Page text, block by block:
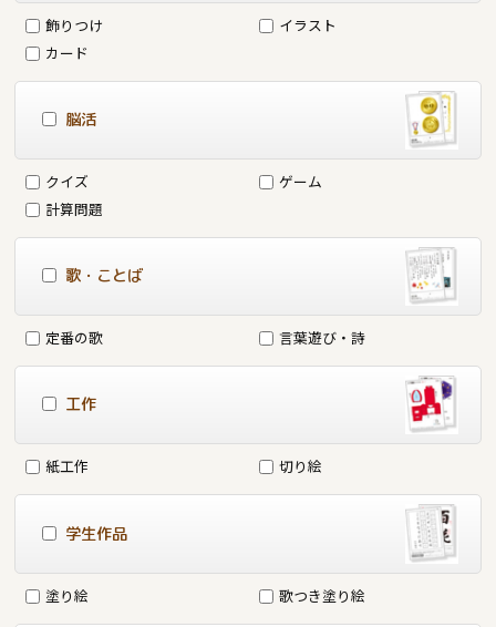
飾りつけ
イラスト
カード
脳活
クイズ
ゲーム
計算問題
歌・ことば
定番の歌 言葉遊び・詩
工作
紙工作 切り絵
学生作品
塗り絵 歌つき塗り絵